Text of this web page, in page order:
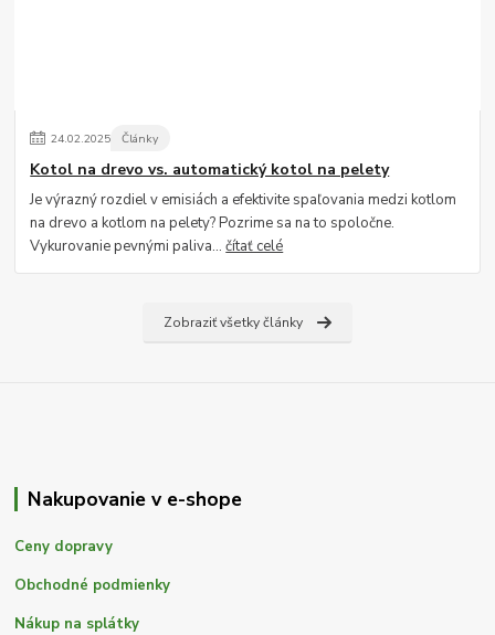
24.02.2025 Články
Kotol na drevo vs. automatický kotol na pelety
Je výrazný rozdiel v emisiách a efektivite spaľovania medzi kotlom
na drevo a kotlom na pelety? Pozrime sa na to spoločne.
Vykurovanie pevnými paliva...čítať celé
Zobraziť všetky články
Nakupovanie v e-shope
Ceny dopravy
Obchodné podmienky
Nákup na splátky